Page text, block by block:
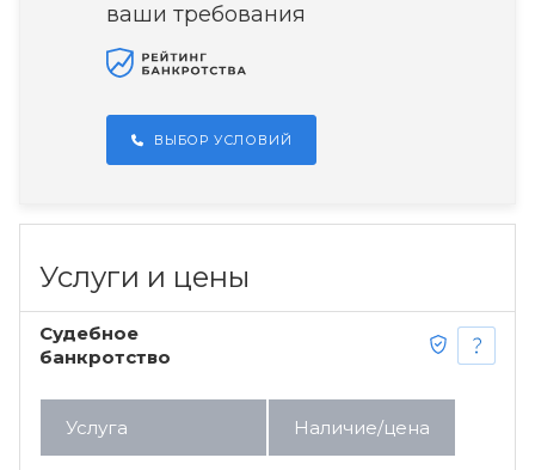
ваши требования
ВЫБОР УСЛОВИЙ
Услуги и цены
Судебное
банкротство
Услуга Наличие/цена